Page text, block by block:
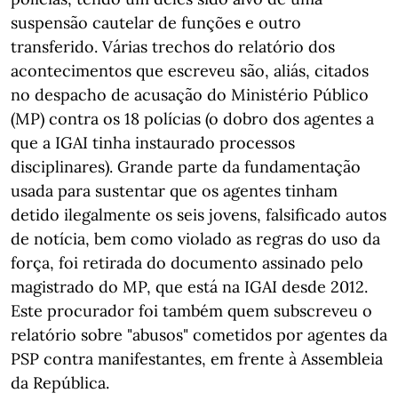
suspensão cautelar de funções e outro
transferido. Várias trechos do relatório dos
acontecimentos que escreveu são, aliás, citados
no despacho de acusação do Ministério Público
(MP) contra os 18 polícias (o dobro dos agentes a
que a IGAI tinha instaurado processos
disciplinares). Grande parte da fundamentação
usada para sustentar que os agentes tinham
detido ilegalmente os seis jovens, falsificado autos
de notícia, bem como violado as regras do uso da
força, foi retirada do documento assinado pelo
magistrado do MP, que está na IGAI desde 2012.
Este procurador foi também quem subscreveu o
relatório sobre "abusos" cometidos por agentes da
PSP contra manifestantes, em frente à Assembleia
da República.